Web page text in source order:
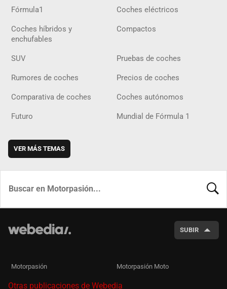
Fórmula1 Coches eléctricos
Coches híbridos y
enchufables
Compactos
SUV Pruebas de coches
Rumores de coches Precios de coches
Comparativa de coches Coches autónomos
Futuro Mundial de Fórmula 1
VER MÁS TEMAS
SUBIR
Motorpasión Motorpasión Moto
Otras publicaciones de Webedia